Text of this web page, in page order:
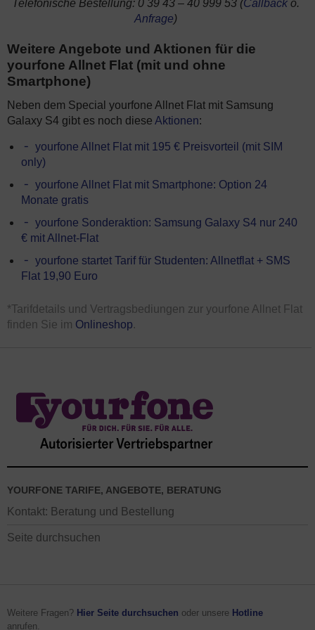
Telefonische Bestellung: 0 39 43 – 40 999 53 (Callback o.
Anfrage)
Weitere Angebote und Aktionen für die
yourfone Allnet Flat (mit und ohne
Smartphone)
Neben dem Special yourfone Allnet Flat mit Samsung
Galaxy S4 gibt es noch diese Aktionen:
yourfone Allnet Flat mit 195 € Preisvorteil (mit SIM
only)
yourfone Allnet Flat mit Smartphone: Option 24
Monate gratis
yourfone Sonderaktion: Samsung Galaxy S4 nur 240
€ mit Allnet-Flat
yourfone startet Tarif für Studenten: Allnetflat + SMS
Flat 19,90 Euro
*Tarifdetails und Vertragsbediungen zur yourfone Allnet Flat
finden Sie im Onlineshop.
YOURFONE TARIFE, ANGEBOTE, BERATUNG
Kontakt: Beratung und Bestellung
Seite durchsuchen
Weitere Fragen? Hier Seite durchsuchen oder unsere Hotline
anrufen.